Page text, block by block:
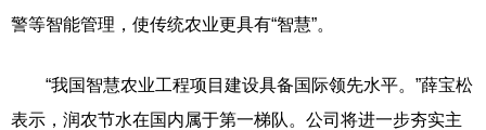
警等智能管理，使传统农业更具有“智慧”。
“我国智慧农业工程项目建设具备国际领先水平。”薛宝松
表示，润农节水在国内属于第一梯队。公司将进一步夯实主